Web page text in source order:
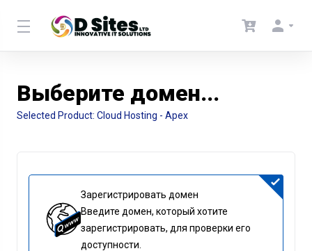
Выберите домен...
Selected Product: Cloud Hosting - Apex
Зарегистрировать домен
Введите домен, который хотите
зарегистрировать, для проверки его
доступности.